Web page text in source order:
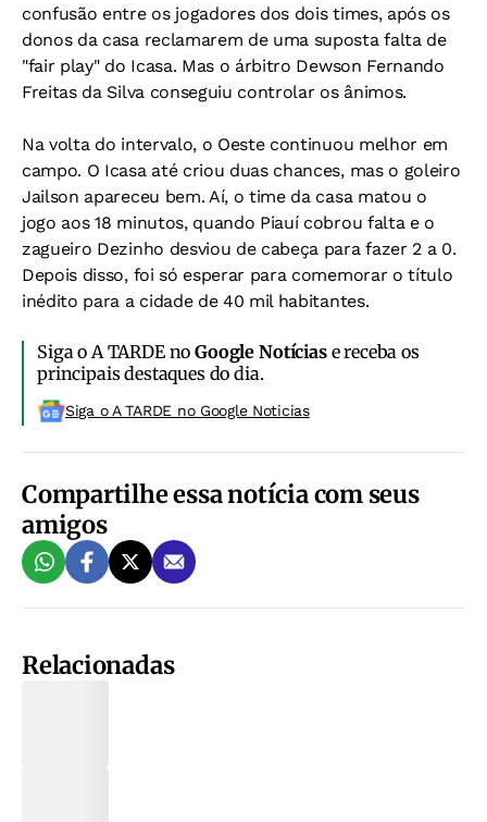
confusão entre os jogadores dos dois times, após os
donos da casa reclamarem de uma suposta falta de
"fair play" do Icasa. Mas o árbitro Dewson Fernando
Freitas da Silva conseguiu controlar os ânimos.
Na volta do intervalo, o Oeste continuou melhor em
campo. O Icasa até criou duas chances, mas o goleiro
Jailson apareceu bem. Aí, o time da casa matou o
jogo aos 18 minutos, quando Piauí cobrou falta e o
zagueiro Dezinho desviou de cabeça para fazer 2 a 0.
Depois disso, foi só esperar para comemorar o título
inédito para a cidade de 40 mil habitantes.
Siga o A TARDE noGoogle Notíciase receba os
principais destaques do dia.
Siga o A TARDE no Google Noticias
Compartilhe essa notícia com seus
amigos
Relacionadas